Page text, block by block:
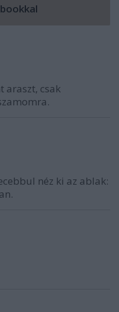
araszt, csak
néz ki az ablak: